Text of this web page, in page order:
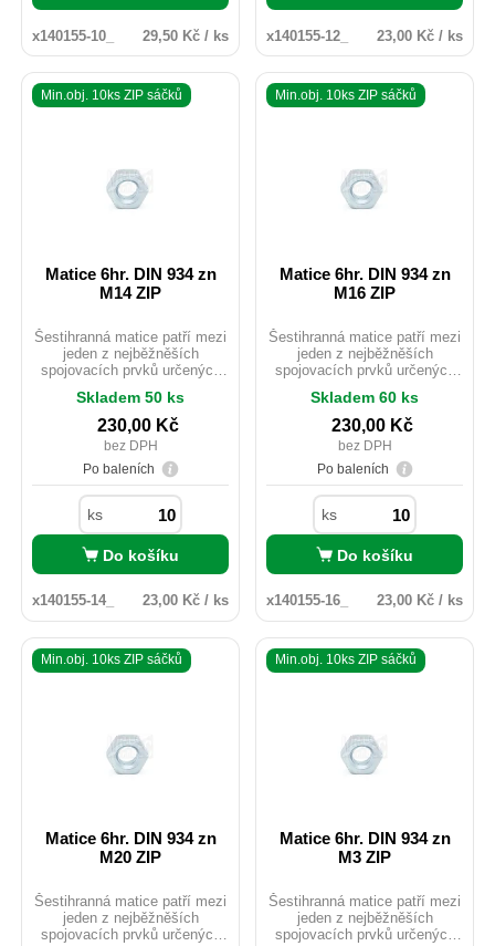
x140155-10_ 29,50 Kč / ks x140155-12_ 23,00 Kč / ks
Min.obj. 10ks ZIP sáčků
Matice 6hr. DIN 934 zn
M14 ZIP
Šestihranná matice patří mezi
jeden z nejběžněších
spojovacích prvků určených
konstrukcí staveb. Rozdíl
mezi ISO 4032 a DIN 934 je u
rozměrů M10;M12 a M14 ve
velikosti použitého e. ISOvé
matičky jsou zlehka vyšší než
u provedení DIN.
Skladem 50 ks
230,00 Kč
bez DPH
Po baleních
ks
Do košíku
x140155-14_ 23,00 Kč / ks
Min.obj. 10ks ZIP sáčků
Matice 6hr. DIN 934 zn
M16 ZIP
Šestihranná matice patří mezi
jeden z nejběžněších
spojovacích prvků určených
konstrukcí staveb. Rozdíl
mezi ISO 4032 a DIN 934 je u
rozměrů M10;M12 a M14 ve
velikosti použitého e. ISOvé
matičky jsou zlehka vyšší než
u provedení DIN.
Skladem 60 ks
230,00 Kč
bez DPH
Po baleních
ks
Do košíku
x140155-16_ 23,00 Kč / ks
Min.obj. 10ks ZIP sáčků
Matice 6hr. DIN 934 zn
M20 ZIP
Šestihranná matice patří mezi
jeden z nejběžněších
spojovacích prvků určených
Min.obj. 10ks ZIP sáčků
Matice 6hr. DIN 934 zn
M3 ZIP
Šestihranná matice patří mezi
jeden z nejběžněších
spojovacích prvků určených